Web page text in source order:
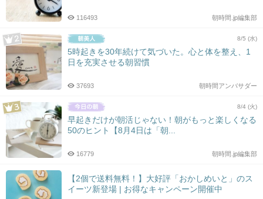
朝時間.jp編集部
116493
8/5 (水)
5時起きを30年続けて気づいた。心と体を整え、1
日を充実させる朝習慣
朝時間アンバサダー
37693
8/4 (火)
早起きだけが朝活じゃない！朝がもっと楽しくなる
50のヒント【8月4日は「朝...
朝時間.jp編集部
16779
【2個で送料無料！】大好評「おかしめいと」のス
イーツ新登場 | お得なキャンペーン開催中